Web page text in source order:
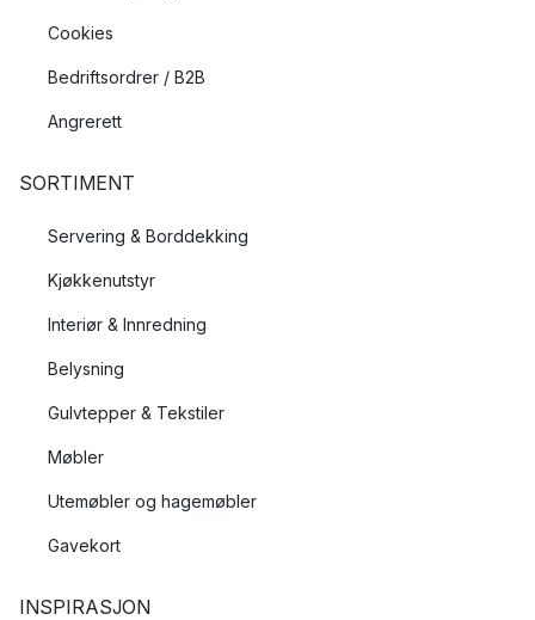
Cookies
Bedriftsordrer / B2B
Angrerett
SORTIMENT
Servering & Borddekking
Kjøkkenutstyr
Interiør & Innredning
Belysning
Gulvtepper & Tekstiler
Møbler
Utemøbler og hagemøbler
Gavekort
INSPIRASJON